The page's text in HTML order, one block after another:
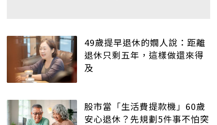
49歲提早退休的嫺人說：距離
退休只剩五年，這樣做還來得
及
股市當「生活費提款機」60歲
安心退休？先規劃5件事不怕突